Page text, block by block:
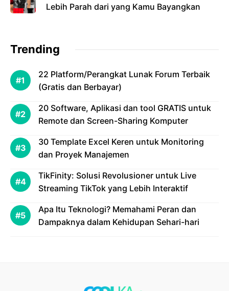
Lebih Parah dari yang Kamu Bayangkan
Trending
22 Platform/Perangkat Lunak Forum Terbaik
(Gratis dan Berbayar)
20 Software, Aplikasi dan tool GRATIS untuk
Remote dan Screen-Sharing Komputer
30 Template Excel Keren untuk Monitoring
dan Proyek Manajemen
TikFinity: Solusi Revolusioner untuk Live
Streaming TikTok yang Lebih Interaktif
Apa Itu Teknologi? Memahami Peran dan
Dampaknya dalam Kehidupan Sehari-hari